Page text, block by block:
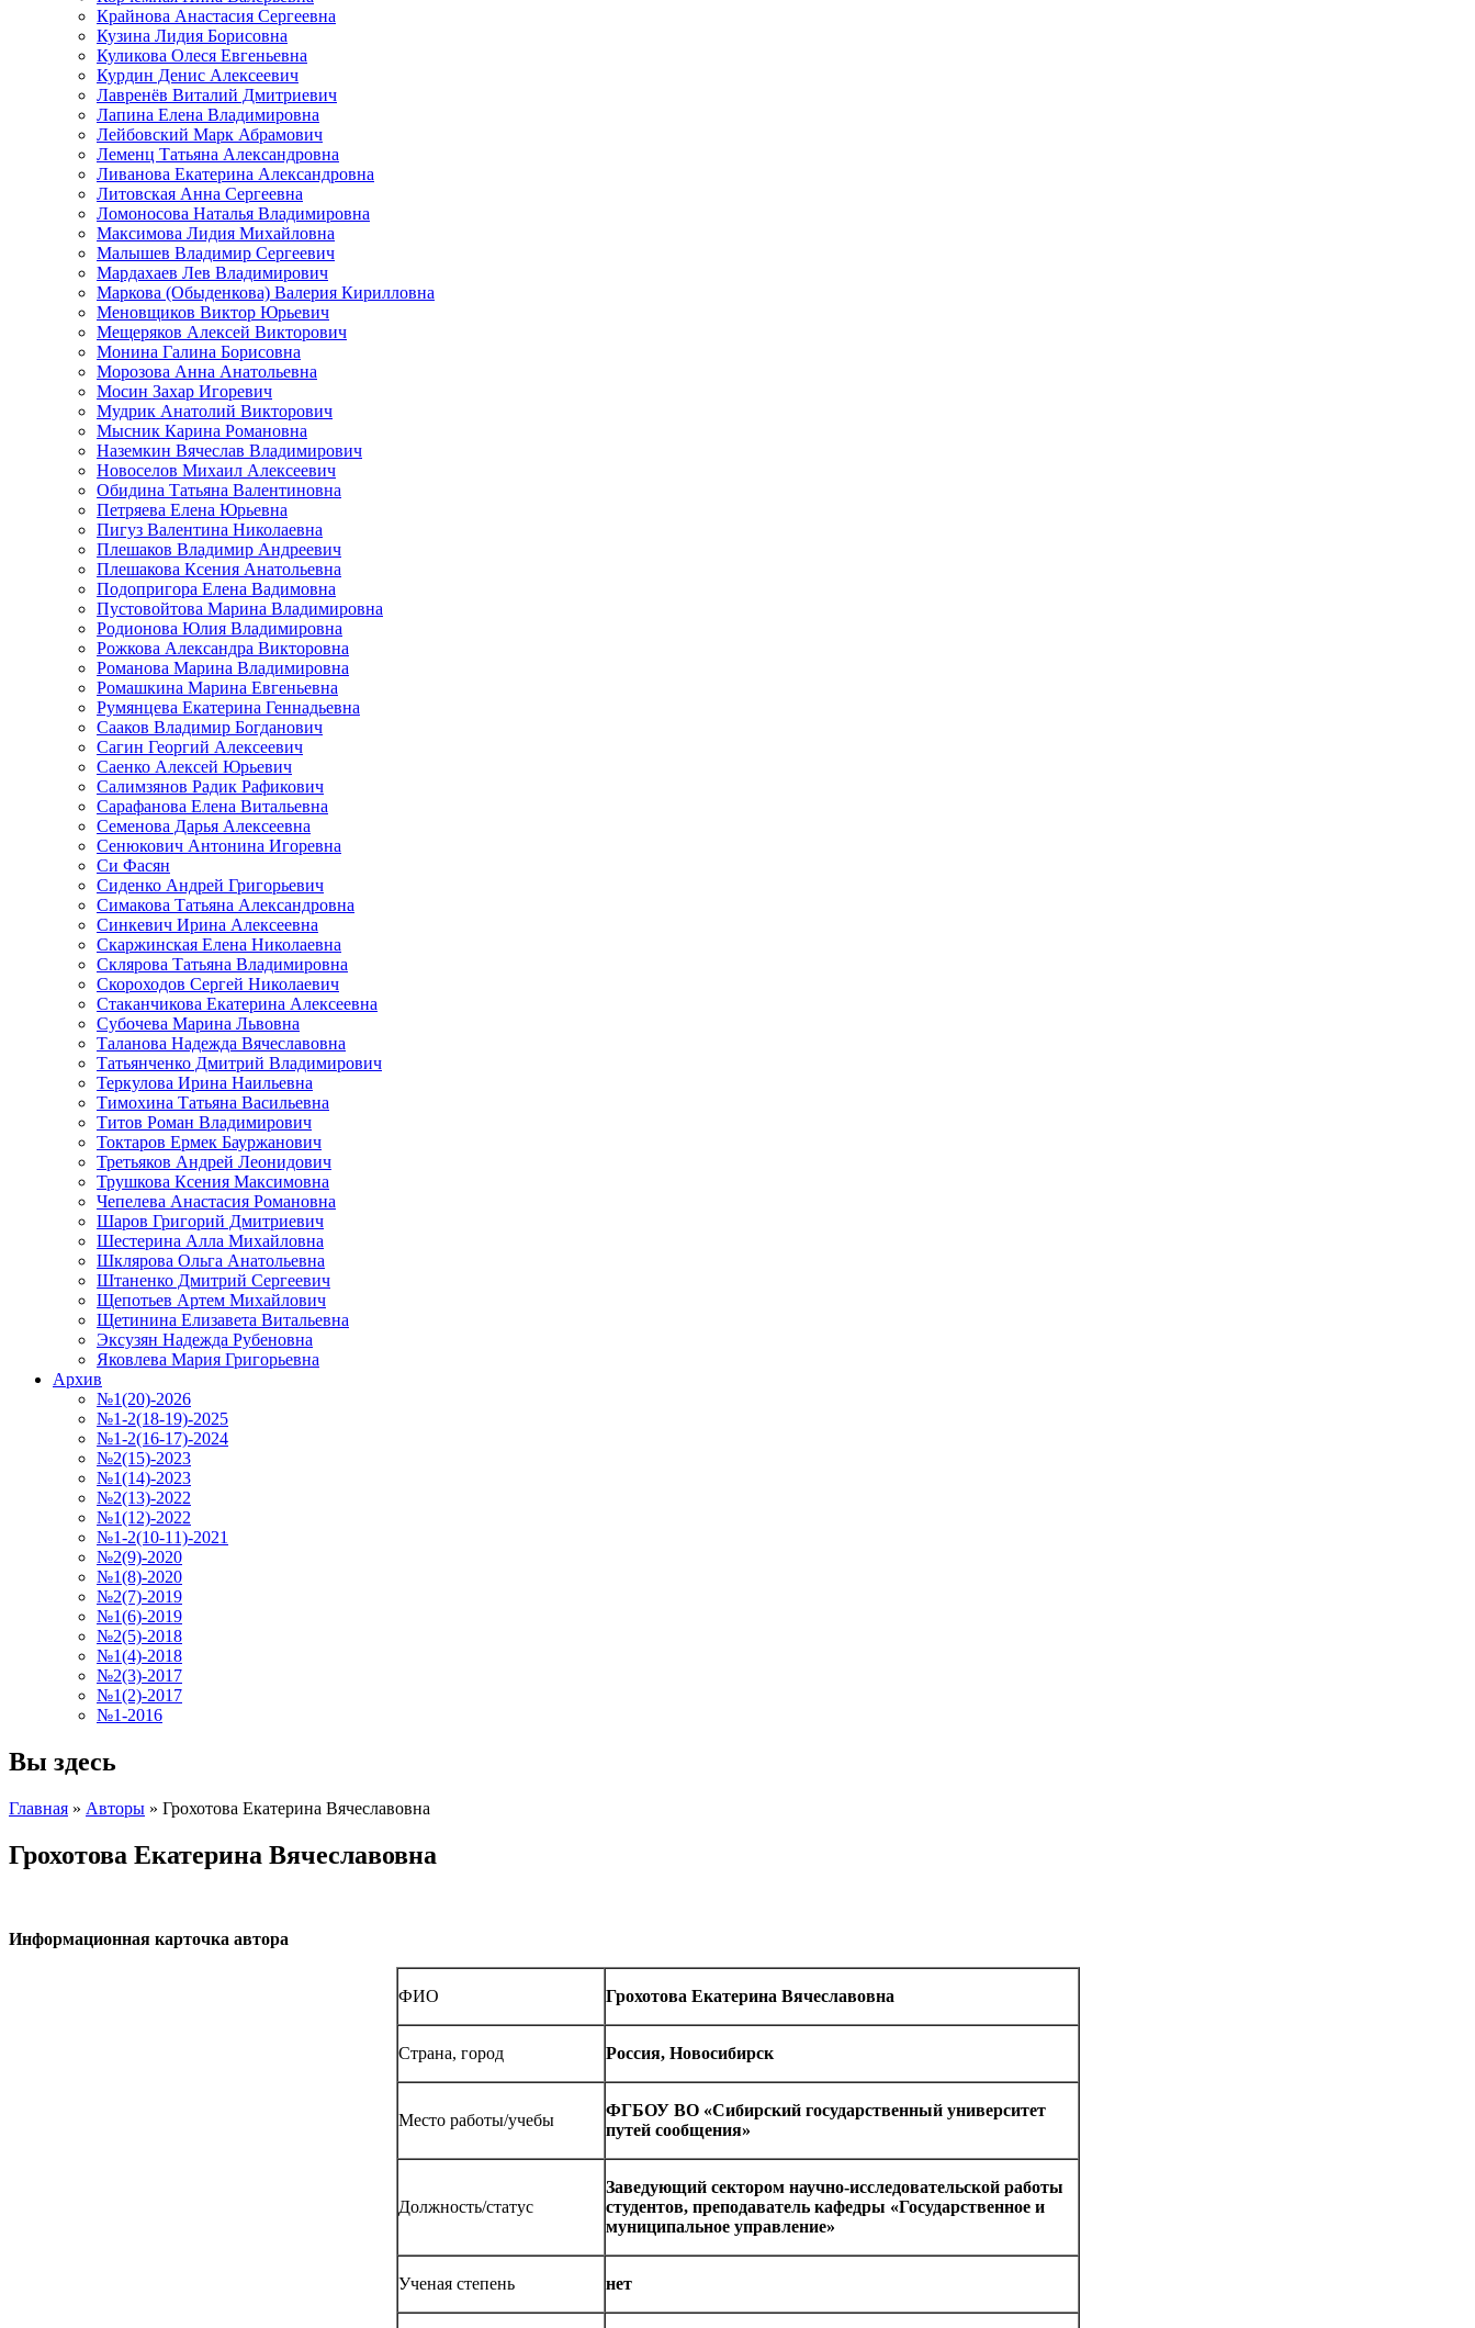
Крайнова Анастасия Сергеевна
Кузина Лидия Борисовна
Куликова Олеся Евгеньевна
Курдин Денис Алексеевич
Лавренёв Виталий Дмитриевич
Лапина Елена Владимировна
Лейбовский Марк Абрамович
Леменц Татьяна Александровна
Ливанова Екатерина Александровна
Литовская Анна Сергеевна
Ломоносова Наталья Владимировна
Максимова Лидия Михайловна
Малышев Владимир Сергеевич
Мардахаев Лев Владимирович
Маркова (Обыденкова) Валерия Кирилловна
Меновщиков Виктор Юрьевич
Мещеряков Алексей Викторович
Монина Галина Борисовна
Морозова Анна Анатольевна
Мосин Захар Игоревич
Мудрик Анатолий Викторович
Мысник Карина Романовна
Наземкин Вячеслав Владимирович
Новоселов Михаил Алексеевич
Обидина Татьяна Валентиновна
Петряева Елена Юрьевна
Пигуз Валентина Николаевна
Плешаков Владимир Андреевич
Плешакова Ксения Анатольевна
Подопригора Елена Вадимовна
Пустовойтова Марина Владимировна
Родионова Юлия Владимировна
Рожкова Александра Викторовна
Романова Марина Владимировна
Ромашкина Марина Евгеньевна
Румянцева Екатерина Геннадьевна
Сааков Владимир Богданович
Сагин Георгий Алексеевич
Саенко Алексей Юрьевич
Салимзянов Радик Рафикович
Сарафанова Елена Витальевна
Семенова Дарья Алексеевна
Сенюкович Антонина Игоревна
Си Фасян
Сиденко Андрей Григорьевич
Симакова Татьяна Александровна
Синкевич Ирина Алексеевна
Скаржинская Елена Николаевна
Склярова Татьяна Владимировна
Скороходов Сергей Николаевич
Стаканчикова Екатерина Алексеевна
Субочева Марина Львовна
Таланова Надежда Вячеславовна
Татьянченко Дмитрий Владимирович
Теркулова Ирина Наильевна
Тимохина Татьяна Васильевна
Титов Роман Владимирович
Токтаров Ермек Бауржанович
Третьяков Андрей Леонидович
Трушкова Ксения Максимовна
Чепелева Анастасия Романовна
Шаров Григорий Дмитриевич
Шестерина Алла Михайловна
Шклярова Ольга Анатольевна
Штаненко Дмитрий Сергеевич
Щепотьев Артем Михайлович
Щетинина Елизавета Витальевна
Эксузян Надежда Рубеновна
Яковлева Мария Григорьевна
Архив
№1(20)-2026
№1-2(18-19)-2025
№1-2(16-17)-2024
№2(15)-2023
№1(14)-2023
№2(13)-2022
№1(12)-2022
№1-2(10-11)-2021
№2(9)-2020
№1(8)-2020
№2(7)-2019
№1(6)-2019
№2(5)-2018
№1(4)-2018
№2(3)-2017
№1(2)-2017
№1-2016
Вы здесь
Главная » Авторы » Грохотова Екатерина Вячеславовна
Грохотова Екатерина Вячеславовна
Информационная карточка автора
ФИО Грохотова Екатерина Вячеславовна
Страна, город Россия, Новосибирск
Место работы/учебы
ФГБОУ ВО «Сибирский государственный университет
путей сообщения»
Должность/статус
Заведующий сектором научно-исследовательской работы
студентов, преподаватель кафедры «Государственное и
муниципальное управление»
Ученая степень нет